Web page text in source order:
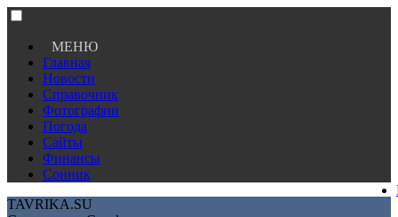
МЕНЮ
Главная
Новости
Справочник
Фотографии
Погода
Сайты
Финансы
Сонник
TAVRIKA.SU